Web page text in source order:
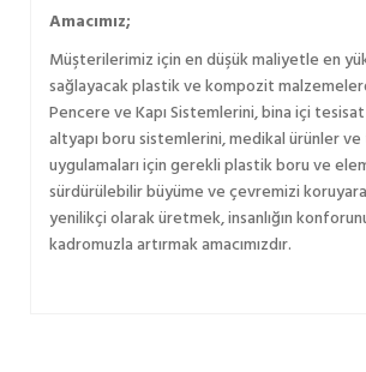
Amacımız;
Müşterilerimiz için en düşük maliyetle en
sağlayacak plastik ve kompozit
Pencere ve Kapı Sistemlerini, bina içi tesisat
altyapı boru sistemlerini, medikal ürünler ve
uygulamaları için gerekli plastik boru ve
sürdürülebilir büyüme ve çevremizi
yenilikçi olarak üretmek, insanlığın
kadromuzla artırmak amacımızdır.